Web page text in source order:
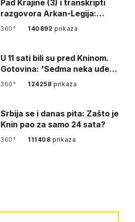
Pad Krajine (3) i transkripti
razgovora Arkan-Legija:
'Čujem, prelazite ustašam…
360° 140892prikaza
U 11 sati bili su pred Kninom.
Gotovina: 'Sedma neka uđe,
4. gardijska neka g…
360° 124258prikaza
Srbija se i danas pita: Zašto je
Knin pao za samo 24 sata?
360° 111408prikaza